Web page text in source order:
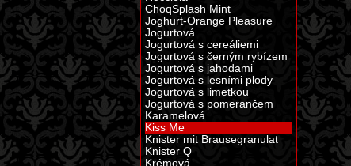
ChoqSplash Mint
Joghurt-Orange Pleasure
Jogurtová
Jogurtová s cereáliemi
Jogurtová s černým rybízem
Jogurtová s jahodami
Jogurtová s lesními plody
Jogurtová s limetkou
Jogurtová s pomerančem
Karamelová
Kiss Me
Knister mit Brausegranulat
Knister Q
Krémová